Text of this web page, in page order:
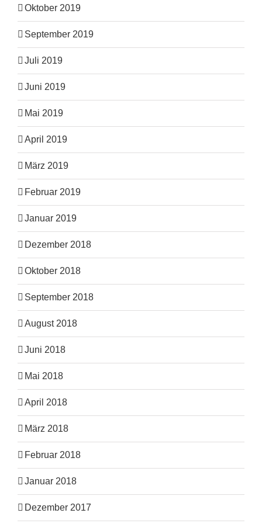
Oktober 2019
September 2019
Juli 2019
Juni 2019
Mai 2019
April 2019
März 2019
Februar 2019
Januar 2019
Dezember 2018
Oktober 2018
September 2018
August 2018
Juni 2018
Mai 2018
April 2018
März 2018
Februar 2018
Januar 2018
Dezember 2017